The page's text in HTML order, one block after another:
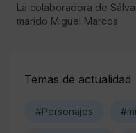
La colaboradora de
marido Miguel Marcos
Temas de actualidad
#Personajes